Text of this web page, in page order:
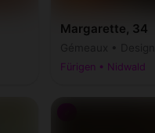
Margarette, 34
Fürigen • Nidwald